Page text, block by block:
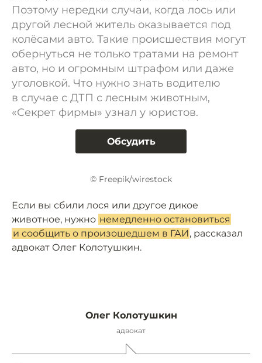
Поэтому нередки случаи, когда лось или
другой лесной житель оказывается под
колёсами авто. Такие происшествия могут
обернуться не только тратами на ремонт
авто, но и огромным штрафом или даже
уголовкой. Что нужно знать водителю
в случае с ДТП с лесным животным,
«Секрет фирмы» узнал у юристов.
Обсудить
© Freepik/wirestock
Если вы сбили лося или другое дикое
животное, нужно немедленно остановиться
и сообщить о произошедшем в ГАИ, рассказал
адвокат Олег Колотушкин.
Олег Колотушкин
адвокат